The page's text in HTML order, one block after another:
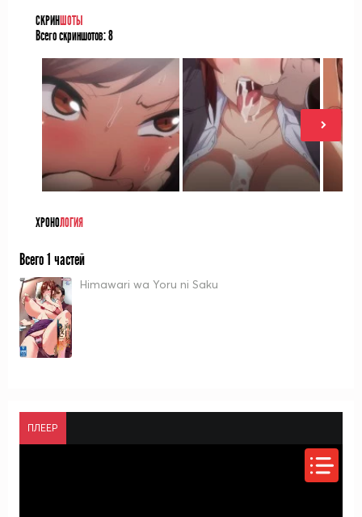
СКРИН ШОТЫ
Всего скриншотов:8
ХРОНОЛОГИЯ
Всего 1 частей
Himawari wa Yoru ni Saku
ПЛЕЕР